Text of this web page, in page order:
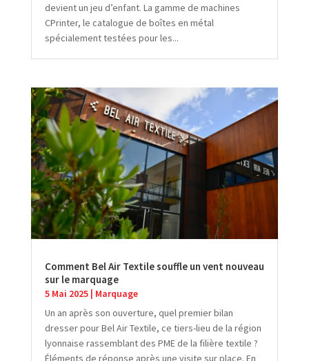
devient un jeu d’enfant. La gamme de machines
CPrinter, le catalogue de boîtes en métal
spécialement testées pour les...
Comment Bel Air Textile souffle un vent nouveau
sur le marquage
5 Mai 2025| Marquage
Un an après son ouverture, quel premier bilan
dresser pour Bel Air Textile, ce tiers-lieu de la région
lyonnaise rassemblant des PME de la filière textile ?
Éléments de réponse après une visite sur place. En